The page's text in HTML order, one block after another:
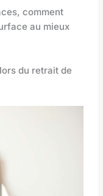
comment
au mieux
du retrait de